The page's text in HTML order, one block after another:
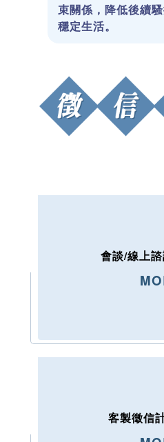
束關係，降低後續
穩定生活。
會談/線上
客製徵信